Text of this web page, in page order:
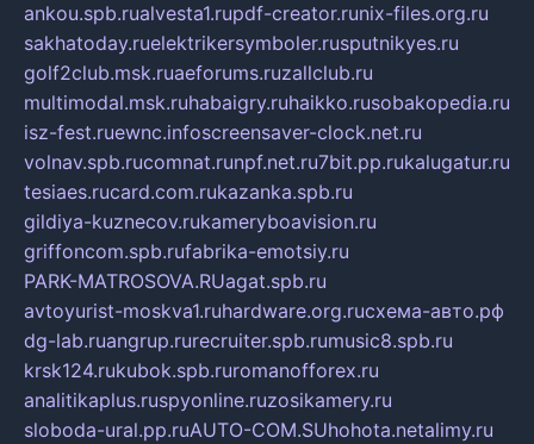
ankou.spb.rualvesta1.rupdf-creator.runix-files.org.ru
sakhatoday.ruelektrikersymboler.rusputnikyes.ru
golf2club.msk.ruaeforums.ruzallclub.ru
multimodal.msk.ruhabaigry.ruhaikko.rusobakopedia.ru
isz-fest.ruewnc.infoscreensaver-clock.net.ru
volnav.spb.rucomnat.runpf.net.ru7bit.pp.rukalugatur.ru
tesiaes.rucard.com.rukazanka.spb.ru
gildiya-kuznecov.rukameryboavision.ru
griffoncom.spb.rufabrika-emotsiy.ru
PARK-MATROSOVA.RUagat.spb.ru
avtoyurist-moskva1.ruhardware.org.ruсхема-авто.рф
dg-lab.ruangrup.rurecruiter.spb.rumusic8.spb.ru
krsk124.rukubok.spb.ruromanofforex.ru
analitikaplus.ruspyonline.ruzosikamery.ru
sloboda-ural.pp.ruAUTO-COM.SUhohota.netalimy.ru